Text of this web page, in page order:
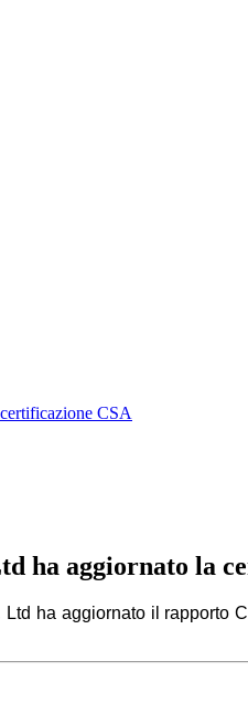
CSA
ha aggiornato la
ha aggiornato il rapporto